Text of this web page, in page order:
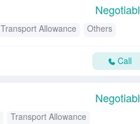
Transport Allowance Others
Call
Transport Allowance